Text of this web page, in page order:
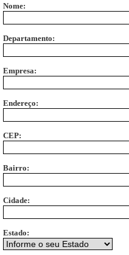
Nome:
Departamento:
Empresa:
Endereço:
CEP:
Bairro:
Cidade:
Estado: